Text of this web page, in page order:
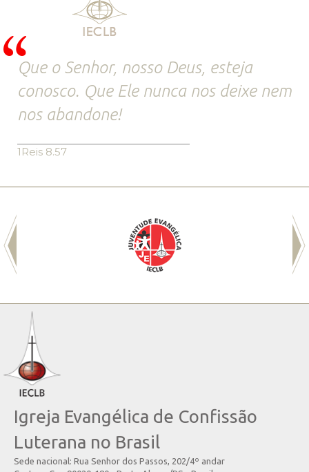
Que o Senhor, nosso Deus, esteja
conosco. Que Ele nunca nos deixe nem
nos abandone!
1Reis 8.57
Igreja Evangélica de Confissão
Luterana no Brasil
Sede nacional: Rua Senhor dos Passos, 202/4º andar